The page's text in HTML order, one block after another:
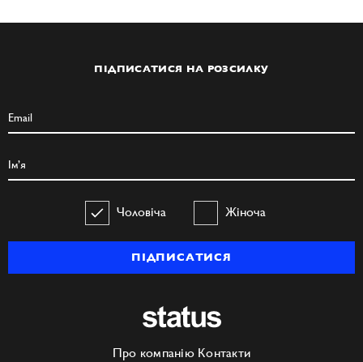
ПІДПИСАТИСЯ НА РОЗСИЛКУ
Чоловіча Жіноча
ПІДПИСАТИСЯ
Про компанію Контакти